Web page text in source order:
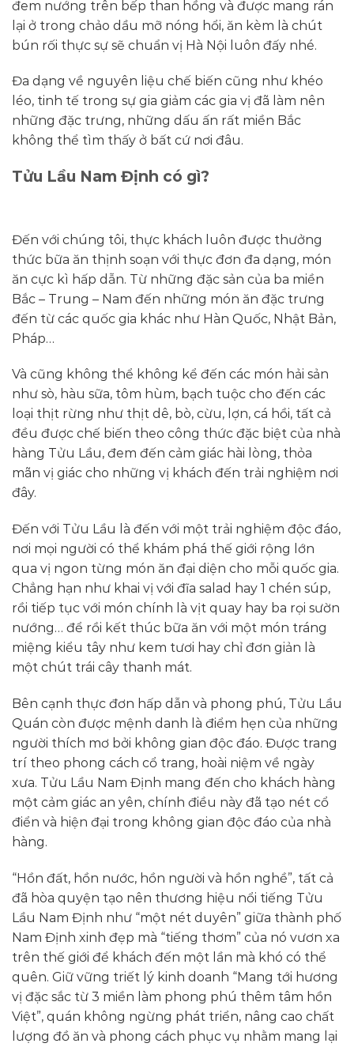
đem nướng trên bếp than hồng và được mang rán
lại ở trong chảo dầu mỡ nóng hổi, ăn kèm là chút
bún rối thực sự sẽ chuẩn vị Hà Nội luôn đấy nhé.
Đa dạng về nguyên liệu chế biến cũng như khéo
léo, tinh tế trong sự gia giảm các gia vị đã làm nên
những đặc trưng, những dấu ấn rất miền Bắc
không thể tìm thấy ở bất cứ nơi đâu.
Tửu Lầu Nam Định có gì?
Đến với chúng tôi, thực khách luôn được thưởng
thức bữa ăn thịnh soạn với thực đơn đa dạng, món
ăn cực kì hấp dẫn. Từ những đặc sản của ba miền
Bắc – Trung – Nam đến những món ăn đặc trưng
đến từ các quốc gia khác như Hàn Quốc, Nhật Bản,
Pháp…
Và cũng không thể không kể đến các món hải sản
như sò, hàu sữa, tôm hùm, bạch tuộc cho đến các
loại thịt rừng như thịt dê, bò, cừu, lợn, cá hồi, tất cả
đều được chế biến theo công thức đặc biệt của nhà
hàng Tửu Lầu, đem đến cảm giác hài lòng, thỏa
mãn vị giác cho những vị khách đến trải nghiệm nơi
đây.
Đến với Tửu Lầu là đến với một trải nghiệm độc đáo,
nơi mọi người có thể khám phá thế giới rộng lớn
qua vị ngon từng món ăn đại diện cho mỗi quốc gia.
Chẳng hạn như khai vị với đĩa salad hay 1 chén súp,
rồi tiếp tục với món chính là vịt quay hay ba rọi sườn
nướng… để rồi kết thúc bữa ăn với một món tráng
miệng kiểu tây như kem tươi hay chỉ đơn giản là
một chút trái cây thanh mát.
Bên cạnh thực đơn hấp dẫn và phong phú, Tửu Lầu
Quán còn được mệnh danh là điểm hẹn của những
người thích mơ bởi không gian độc đáo. Được trang
trí theo phong cách cổ trang, hoài niệm về ngày
xưa. Tửu Lầu Nam Định mang đến cho khách hàng
một cảm giác an yên, chính điều này đã tạo nét cổ
điển và hiện đại trong không gian độc đáo của nhà
hàng.
“Hồn đất, hồn nước, hồn người và hồn nghề”, tất cả
đã hòa quyện tạo nên thương hiệu nổi tiếng Tửu
Lầu Nam Định như “một nét duyên” giữa thành phố
Nam Định xinh đẹp mà “tiếng thơm” của nó vươn xa
trên thế giới để khách đến một lần mà khó có thể
quên. Giữ vững triết lý kinh doanh “Mang tới hương
vị đặc sắc từ 3 miền làm phong phú thêm tâm hồn
Việt”, quán không ngừng phát triển, nâng cao chất
lượng đồ ăn và phong cách phục vụ nhằm mang lại